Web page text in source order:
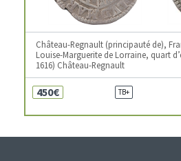
Château-Regnault (principauté de),
Louise-Marguerite de Lorraine, quart
1616) Château-Regnault
450€ TB+